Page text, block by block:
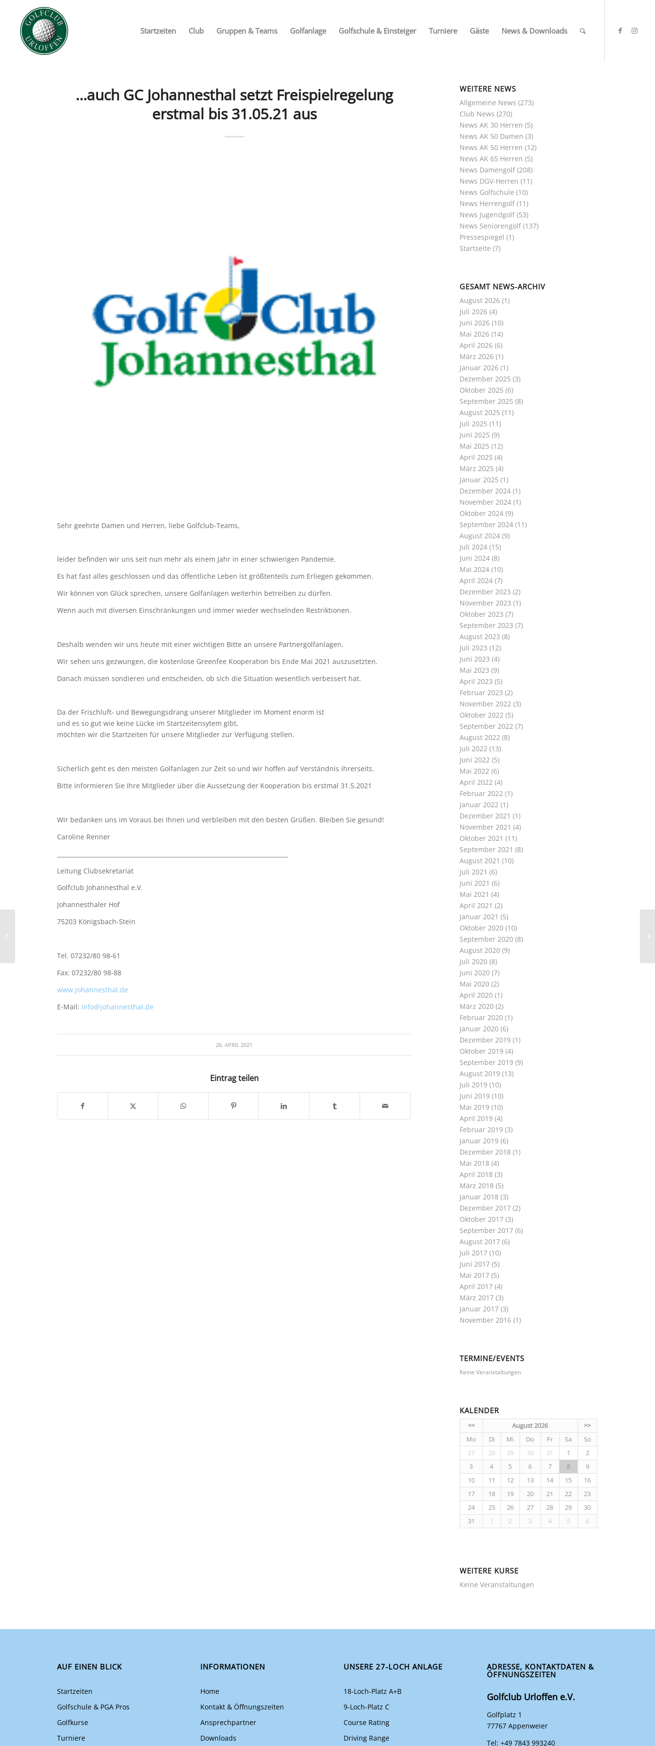
Startzeiten Club Gruppen & Teams Golfanlage Golfschule & Einsteiger Turniere Gäste News & Downloads
…auch GC Johannesthal setzt Freispielregelung
erstmal bis 31.05.21 aus
Sehr geehrte Damen und Herren, liebe Golfclub-Teams,
leider befinden wir uns seit nun mehr als einem Jahr in einer schwierigen Pandemie.
Es hat fast alles geschlossen und das öffentliche Leben ist größtenteils zum Erliegen gekommen.
Wir können von Glück sprechen, unsere Golfanlagen weiterhin betreiben zu dürfen.
Wenn auch mit diversen Einschränkungen und immer wieder wechselnden Restriktionen.
Deshalb wenden wir uns heute mit einer wichtigen Bitte an unsere Partnergolfanlagen.
Wir sehen uns gezwungen, die kostenlose Greenfee Kooperation bis Ende Mai 2021 auszusetzten.
Danach müssen sondieren und entscheiden, ob sich die Situation wesentlich verbessert hat.
Da der Frischluft- und Bewegungsdrang unserer Mitglieder im Moment enorm ist
und es so gut wie keine Lücke im Startzeitensytem gibt,
möchten wir die Startzeiten für unsere Mitglieder zur Verfügung stellen.
Sicherlich geht es den meisten Golfanlagen zur Zeit so und wir hoffen auf Verständnis ihrerseits.
Bitte informieren Sie Ihre Mitglieder über die Aussetzung der Kooperation bis erstmal 31.5.2021
Wir bedanken uns im Voraus bei Ihnen und verbleiben mit den besten Grüßen. Bleiben Sie gesund!
Caroline Renner
Leitung Clubsekretariat
Golfclub Johannesthal e.V.
Johannesthaler Hof
75203 Königsbach-Stein
Tel. 07232/80 98-61
Fax: 07232/80 98-88
www.johannesthal.de
E-Mail: info@johannesthal.de
26. APRIL 2021
Eintrag teilen
WEITERE NEWS
Allgemeine News (273)
Club News (270)
News AK 30 Herren (5)
News AK 50 Damen (3)
News AK 50 Herren (12)
News AK 65 Herren (5)
News Damengolf(208)
News DGV-Herren (11)
News Golfschule (10)
News Herrengolf(11)
News Jugendgolf(53)
News Seniorengolf(137)
Pressespiegel (1)
Startseite (7)
GESAMT NEWS-ARCHIV
August 2026(1)
Juli 2026(4)
Juni 2026(10)
Mai 2026(14)
April 2026(6)
März 2026(1)
Januar 2026(1)
Dezember 2025 (3)
Oktober 2025 (6)
September 2025 (8)
August 2025 (11)
Juli 2025 (11)
Juni 2025 (9)
Mai 2025 (12)
April 2025 (4)
März 2025 (4)
Januar 2025 (1)
Dezember 2024(1)
November 2024(1)
Oktober 2024(9)
September 2024(11)
August 2024(9)
Juli 2024(15)
Juni 2024(8)
Mai 2024(10)
April 2024(7)
Dezember 2023 (2)
November 2023 (1)
Oktober 2023 (7)
September 2023 (7)
August 2023 (8)
Juli 2023 (12)
Juni 2023 (4)
Mai 2023 (9)
April 2023 (5)
Februar 2023 (2)
November 2022(3)
Oktober 2022(5)
September 2022(7)
August 2022(8)
Juli 2022(13)
Juni 2022(5)
Mai 2022(6)
April 2022(4)
Februar 2022(1)
Januar 2022(1)
Dezember 2021 (1)
November 2021 (4)
Oktober 2021 (11)
September 2021 (8)
August 2021 (10)
Juli 2021 (6)
Juni 2021 (6)
Mai 2021 (4)
April 2021 (2)
Januar 2021 (5)
Oktober 2020(10)
September 2020(8)
August 2020(9)
Juli 2020(8)
Juni 2020(7)
Mai 2020(2)
April 2020(1)
März 2020(2)
Februar 2020(1)
Januar 2020(6)
Dezember 2019(1)
Oktober 2019(4)
September 2019(9)
August 2019(13)
Juli 2019(10)
Juni 2019(10)
Mai 2019(10)
April 2019(4)
Februar 2019(3)
Januar 2019(6)
Dezember 2018(1)
Mai 2018(4)
April 2018(3)
März 2018(5)
Januar 2018(3)
Dezember 2017(2)
Oktober 2017(3)
September 2017(6)
August 2017(6)
Juli 2017(10)
Juni 2017(5)
Mai 2017(5)
April 2017(4)
März 2017(3)
Januar 2017(3)
November 2016(1)
TERMINE/EVENTS
Keine Veranstaltungen
KALENDER
<< August 2026
>>
Mo
Di Mi Do Fr Sa
So
27
28 29 30 31 1
2
3
4 5 6 7 8
9
10
11 12 13 14 15
16
17
18 19 20 21 22
23
24
25 26 27 28 29
30
31
1 2 3 4 5 6
WEITERE KURSE
Keine Veranstaltungen
AUF EINEN BLICK
Startzeiten
Golfschule & PGA Pros
Golfkurse
Turniere
INFORMATIONEN
Home
Kontakt & Öffnungszeiten
Ansprechpartner
Downloads
UNSERE 27-LOCH ANLAGE
18-Loch-Platz A+B
9-Loch-Platz C
Course Rating
Driving Range
ADRESSE, KONTAKTDATEN &
ÖFFNUNGSZEITEN
Golfclub Urloffen e.V.
Golfplatz 1
77767 Appenweier
Tel: +49 7843 993240